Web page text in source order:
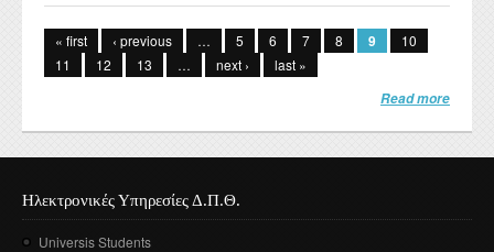
« first ‹ previous … 5 6 7 8 9
10
11
12 13 … next ›
last »
Read more
Ηλεκτρονικές Υπηρεσίες Δ.Π.Θ.
Universis Students